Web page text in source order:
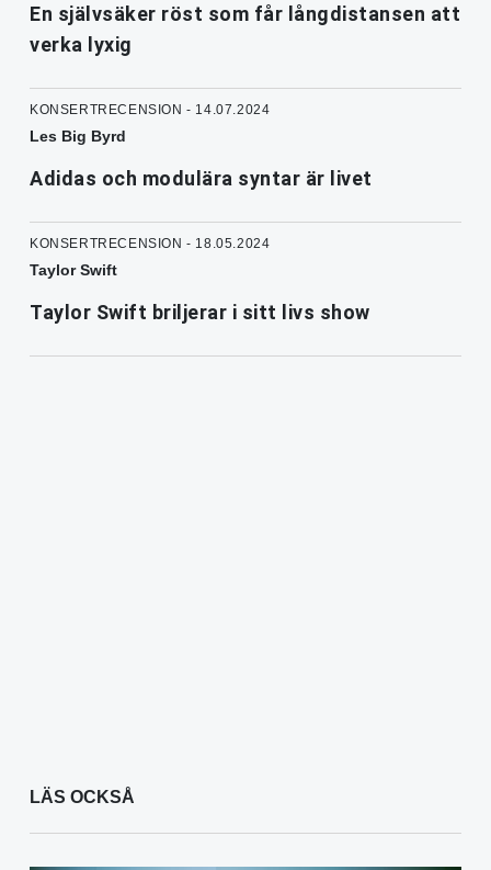
En självsäker röst som får långdistansen att
verka lyxig
KONSERTRECENSION - 14.07.2024
Les Big Byrd
Adidas och modulära syntar är livet
KONSERTRECENSION - 18.05.2024
Taylor Swift
Taylor Swift briljerar i sitt livs show
LÄS OCKSÅ